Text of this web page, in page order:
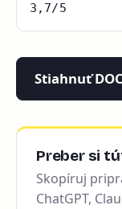
3,7/5
Stiahnuť
Preber si
Skopíruj
ChatGPT,